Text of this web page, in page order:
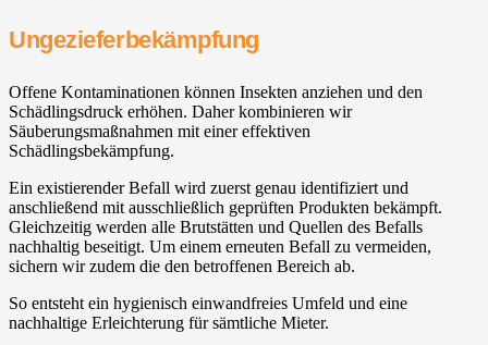
Ungezieferbekämpfung
Offene Kontaminationen können Insekten anziehen und den
Schädlingsdruck erhöhen. Daher kombinieren wir
Säuberungsmaßnahmen mit einer effektiven
Schädlingsbekämpfung.
Ein existierender Befall wird zuerst genau identifiziert und
anschließend mit ausschließlich geprüften Produkten bekämpft.
Gleichzeitig werden alle Brutstätten und Quellen des Befalls
nachhaltig beseitigt. Um einem erneuten Befall zu vermeiden,
sichern wir zudem die den betroffenen Bereich ab.
So entsteht ein hygienisch einwandfreies Umfeld und eine
nachhaltige Erleichterung für sämtliche Mieter.